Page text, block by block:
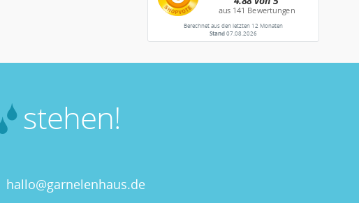
Berechnet aus den letzten 12 Monaten
Stand07.08.2026
stehen!
hallo@garnelenhaus.de